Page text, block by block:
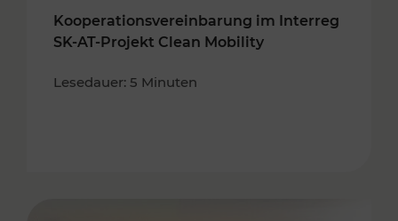
Kooperationsvereinbarung im Interreg
SK-AT-Projekt Clean Mobility
Lesedauer: 5 Minuten